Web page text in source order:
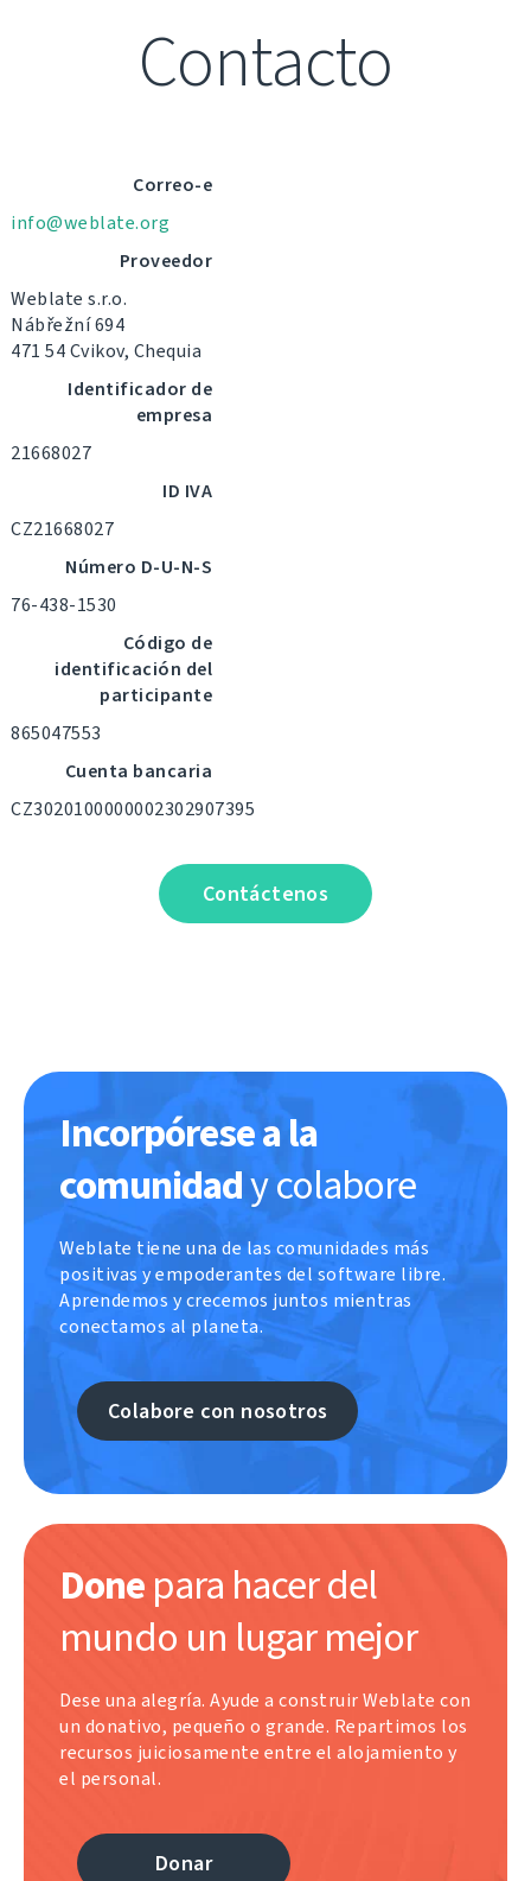
Contacto
Correo-e
info@weblate.org
Proveedor
Weblate s.r.o.
Nábřežní 694
471 54 Cvikov, Chequia
Identificador de
empresa
21668027
ID IVA
CZ21668027
Número D-U-N-S
76-438-1530
Código de
identificación del
participante
865047553
Cuenta bancaria
CZ3020100000002302907395
Contáctenos
Incorpórese a la
comunidady colabore
Weblate tiene una de las comunidades más
positivas y empoderantes del software libre.
Aprendemos y crecemos juntos mientras
conectamos al planeta.
Colabore con nosotros
Done para hacer del
mundo un lugar mejor
Dese una alegría. Ayude a construir Weblate con
un donativo, pequeño o grande. Repartimos los
recursos juiciosamente entre el alojamiento y
el personal.
Donar